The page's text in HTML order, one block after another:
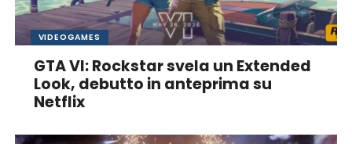
VIDEOGAMES
GTA VI: Rockstar svela un Extended
Look, debutto in anteprima su
Netflix